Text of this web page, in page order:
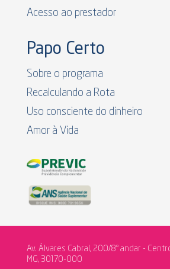
Acesso ao prestador
Papo Certo
Sobre o programa
Recalculando a Rota
Uso consciente do dinheiro
Amor à Vida
Av. Álvares Cabral, 200/8º andar -
MG, 30170-000